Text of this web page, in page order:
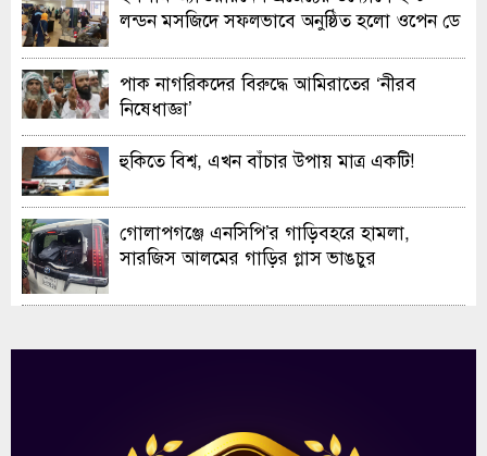
লন্ডন মসজিদে সফলভাবে অনুষ্ঠিত হলো ওপেন ডে
পাক নাগরিকদের বিরুদ্ধে আমিরাতের ‘নীরব
নিষেধাজ্ঞা’
হুকিতে বিশ্ব, এখন বাঁচার উপায় মাত্র একটি!
গোলাপগঞ্জে এনসিপি’র গাড়িবহরে হামলা,
সারজিস আলমের গাড়ির গ্লাস ভাঙচুর